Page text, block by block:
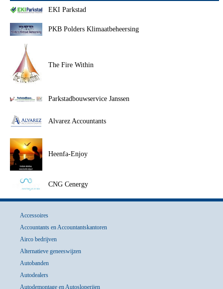
EKI Parkstad
PKB Polders Klimaatbeheersing
The Fire Within
Parkstadbouwservice Janssen
Alvarez Accountants
Heenfa-Enjoy
CNG Cenergy
Accessoires
Accountants en Accountantskantoren
Airco bedrijven
Alternatieve geneeswijzen
Autobanden
Autodealers
Autodemontage en Autosloperijen